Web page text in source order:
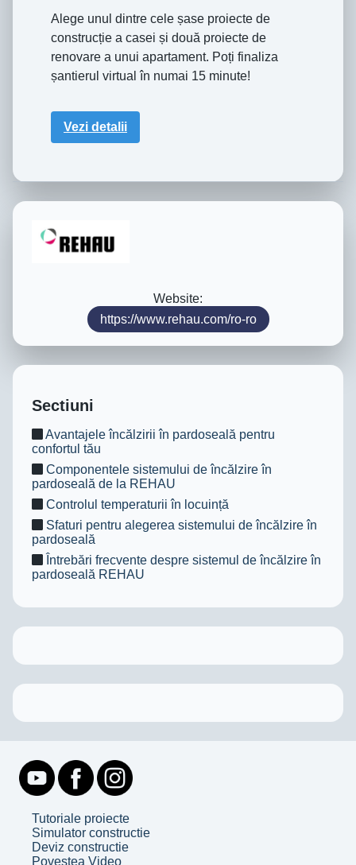
Alege unul dintre cele șase proiecte de
construcție a casei și două proiecte de
renovare a unui apartament. Poți finaliza
șantierul virtual în numai 15 minute!
Vezi detalii
Website:
https://www.rehau.com/ro-ro
Sectiuni
Avantajele încălzirii în pardoseală pentru
confortul tău
Componentele sistemului de încălzire în
pardoseală de la REHAU
Controlul temperaturii în locuință
Sfaturi pentru alegerea sistemului de încălzire în
pardoseală
Întrebări frecvente despre sistemul de încălzire în
pardoseală REHAU
Tutoriale proiecte
Simulator constructie
Deviz constructie
Povestea Video